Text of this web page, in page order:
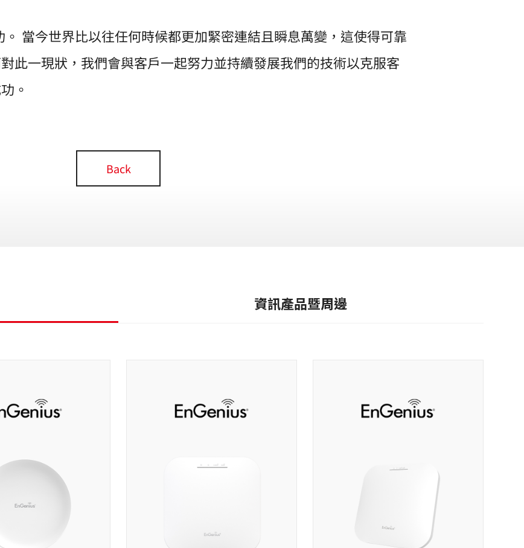
當今世界比以往任何時候都更加緊密連結且瞬息萬變，這使得可靠
此一現狀，我們會與客戶一起努力並持續發展我們的技術以克服客
。
Back
資訊產品暨周邊